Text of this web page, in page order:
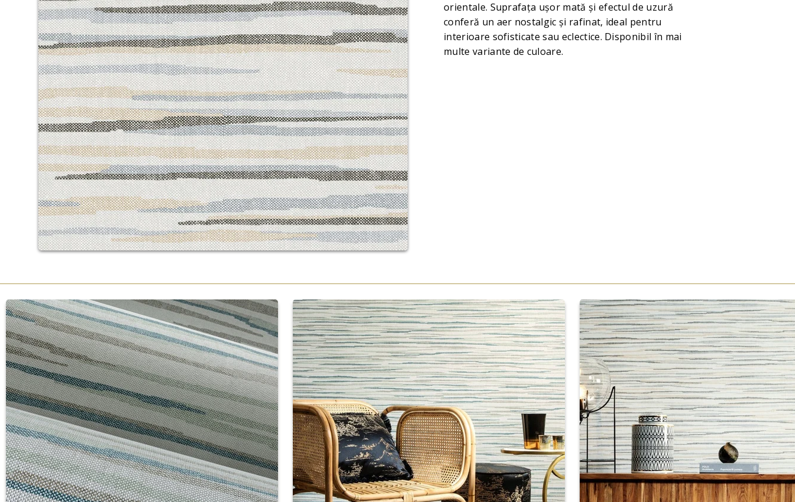
orientale. Suprafața ușor mată și efectul de uzură
conferă un aer nostalgic și rafinat, ideal pentru
interioare sofisticate sau eclectice. Disponibil în mai
multe variante de culoare.